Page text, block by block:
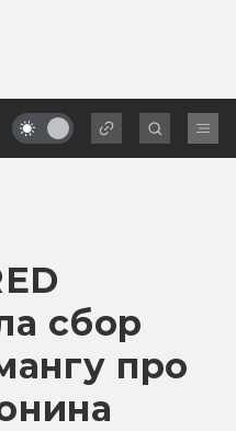
сбор
про